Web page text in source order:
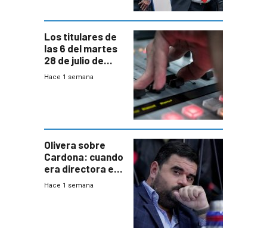
Los titulares de
las 6 del martes
28 de julio de
2026
Hace 1 semana
Olivera sobre
Cardona: cuando
era directora en
UTE “no era muy
Hace 1 semana